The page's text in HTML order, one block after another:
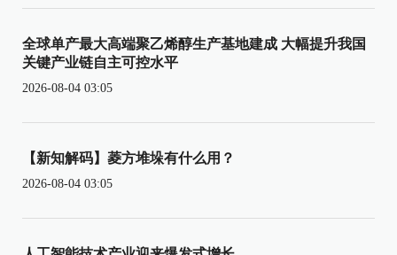
全球单产最大高端聚乙烯醇生产基地建成 大幅提升我国
关键产业链自主可控水平
2026-08-04 03:05
【新知解码】菱方堆垛有什么用？
2026-08-04 03:05